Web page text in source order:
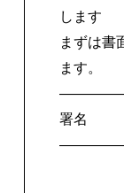
します
まずは書
ます。
署名